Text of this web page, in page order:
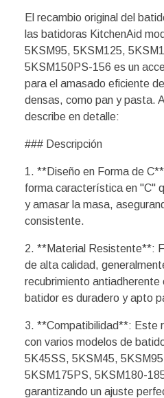
El recambio original del
las batidoras KitchenAid
5KSM95, 5KSM125,
5KSM150PS-156 es un
para el amasado eficiente
densas, como pan y pasta.
describe en detalle:
### Descripción
1. **Diseño en Forma de
forma característica en "C"
y amasar la masa,
consistente.
2. **Material Resistente**:
de alta calidad,
recubrimiento antiadherente
batidor es duradero y apto
3. **Compatibilidad**: Este
con varios modelos de
5K45SS, 5KSM45,
5KSM175PS, 5KSM180-
garantizando un ajuste